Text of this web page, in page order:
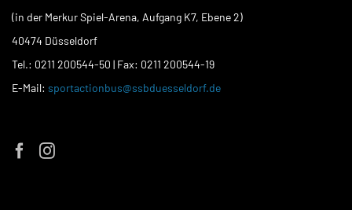
(in der Merkur Spiel-Arena, Aufgang K7, Ebene 2)
40474 Düsseldorf
Tel.: 0211 200544-50 | Fax: 0211 200544-19
E-Mail: sportactionbus@ssbduesseldorf.de